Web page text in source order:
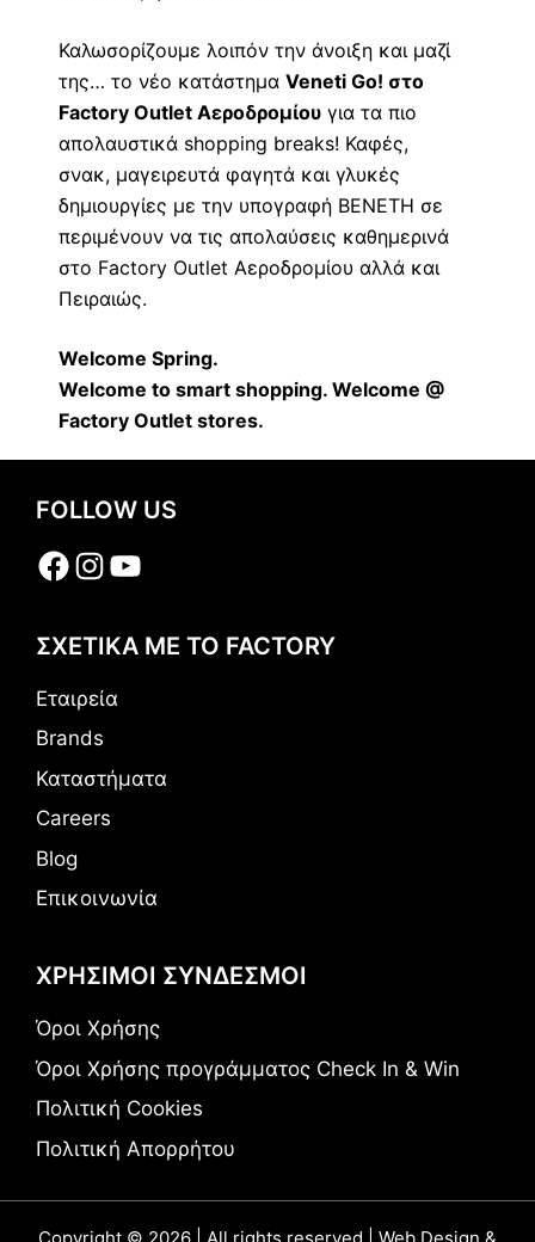
Καλωσορίζουμε λοιπόν την άνοιξη και μαζί
της… το νέο κατάστημα Veneti Go! στο
Factory Outlet Αεροδρομίου για τα πιο
απολαυστικά shopping breaks! Καφές,
σνακ, μαγειρευτά φαγητά και γλυκές
δημιουργίες με την υπογραφή ΒΕΝΕΤΗ σε
περιμένουν να τις απολαύσεις καθημερινά
στο Factory Outlet Αεροδρομίου αλλά και
Πειραιώς.
Welcome Spring.
Welcome to smart shopping. Welcome @
Factory Outlet stores.
FOLLOW US
Facebook
Instagram
YouTube
ΣΧΕΤΙΚΑ ΜΕ ΤΟ FACTORY
Εταιρεία
Brands
Καταστήματα
Careers
Blog
Επικοινωνία
ΧΡΗΣΙΜΟΙ ΣΥΝΔΕΣΜΟΙ
Όροι Χρήσης
Όροι Χρήσης προγράμματος Check In & Win
Πολιτική Cookies
Πολιτική Απορρήτου